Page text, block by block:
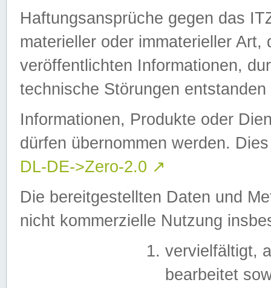
Haftungsansprüche gegen das
materieller oder immaterieller
veröffentlichten Informationen,
technische Störungen
Informationen, Produkte oder
dürfen übernommen werden.
DL-DE->Zero-2.0 ↗
Die bereitgestellten Daten und
nicht kommerzielle Nutzung
vervielfältigt,
bearbeitet